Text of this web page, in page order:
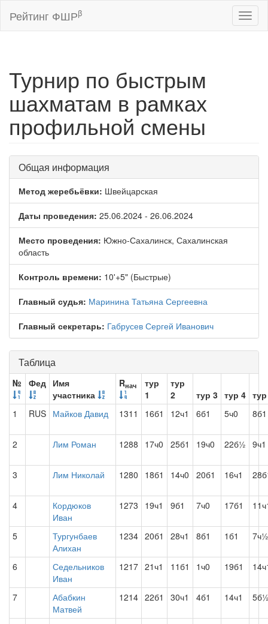
Рейтинг ФШРβ
Турнир по быстрым
шахматам в рамках
профильной смены
Общая информация
Метод жеребьёвки: Швейцарская
Даты проведения: 25.06.2024 - 26.06.2024
Место проведения: Южно-Сахалинск, Сахалинская
область
Контроль времени: 10'+5" (Быстрые)
Главный судья: Маринина Татьяна Сергеевна
Главный секретарь: Габрусев Сергей Иванович
Таблица
№ Фед Имя
участника
Rнач
тур
1
тур
2
тур 3 тур 4
1
RUS Майков Давид 1311 16б1 12ч1 6б1 5ч0 8б1
2 Лим Роман 1288 17ч0 25б1 19ч0 22б½ 9ч1
3 Лим Николай 1280 18б1 14ч0 20б1 16ч1
4
Кордюков
Иван
1273 19ч1 9б1 7ч0 17б1
5
Тургунбаев
Алихан
1234 20б1 28ч1 8б1 1б1 7ч½
6
Седельников
Иван
1217 21ч1 11б1 1ч0 19б1
7
Абабкин
Матвей
1214 22б1 30ч1 4б1 14ч1